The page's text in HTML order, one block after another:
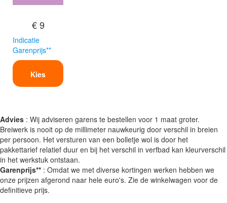
€ 9
Indicatie
Garenprijs**
Kies
Advies : Wij adviseren garens te bestellen voor 1 maat groter.
Breiwerk is nooit op de millimeter nauwkeurig door verschil in breien
per persoon. Het versturen van een bolletje wol is door het
pakkettarief relatief duur en bij het verschil in verfbad kan kleurverschil
in het werkstuk ontstaan.
Garenprijs** : Omdat we met diverse kortingen werken hebben we
onze prijzen afgerond naar hele euro's. Zie de winkelwagen voor de
definitieve prijs.